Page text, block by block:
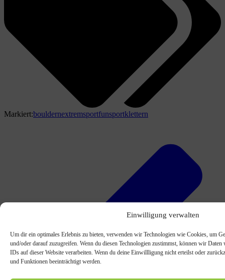
Einwilligung verwalten
Um dir ein optimales Erlebnis zu bieten, verwenden wir Technologien wie Cookies, um
und/oder darauf zuzugreifen. Wenn du diesen Technologien zustimmst, können wir
IDs auf dieser Website verarbeiten. Wenn du deine Einwillligung nicht erteilst oder
und Funktionen beeinträchtigt werden.
Markiert:bouldernextremsportfunsportklettern